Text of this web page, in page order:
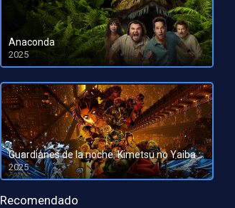
Anaconda
2025
HD 1080pHD 720p
Guardianes de la noche: Kimetsu no Yaiba La fortaleza infinita
2025
HD 1080pHD 720p
Recomendado